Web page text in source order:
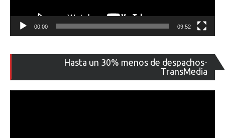
00:00 09:52
Hasta un 30% menos de despachos-
TransMedia
de